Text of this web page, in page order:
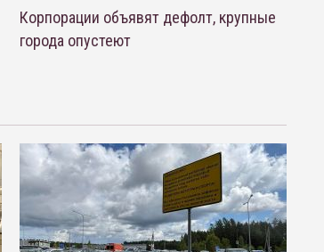
Корпорации объявят дефолт, крупные
города опустеют